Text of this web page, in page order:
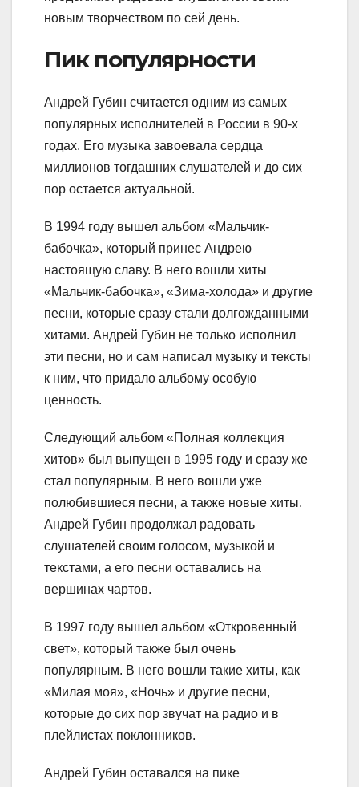
новым творчеством по сей день.
Пик популярности
Андрей Губин считается одним из самых
популярных исполнителей в России в 90-х
годах. Его музыка завоевала сердца
миллионов тогдашних слушателей и до сих
пор остается актуальной.
В 1994 году вышел альбом «Мальчик-
бабочка», который принес Андрею
настоящую славу. В него вошли хиты
«Мальчик-бабочка», «Зима-холода» и другие
песни, которые сразу стали долгожданными
хитами. Андрей Губин не только исполнил
эти песни, но и сам написал музыку и тексты
к ним, что придало альбому особую
ценность.
Следующий альбом «Полная коллекция
хитов» был выпущен в 1995 году и сразу же
стал популярным. В него вошли уже
полюбившиеся песни, а также новые хиты.
Андрей Губин продолжал радовать
слушателей своим голосом, музыкой и
текстами, а его песни оставались на
вершинах чартов.
В 1997 году вышел альбом «Откровенный
свет», который также был очень
популярным. В него вошли такие хиты, как
«Милая моя», «Ночь» и другие песни,
которые до сих пор звучат на радио и в
плейлистах поклонников.
Андрей Губин оставался на пике